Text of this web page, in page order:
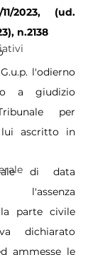
2023, (ud.
n.2138
l'odierno
a giudizio
per
ascritto in
di data
l'assenza
parte civile
dichiarato
ammesse le